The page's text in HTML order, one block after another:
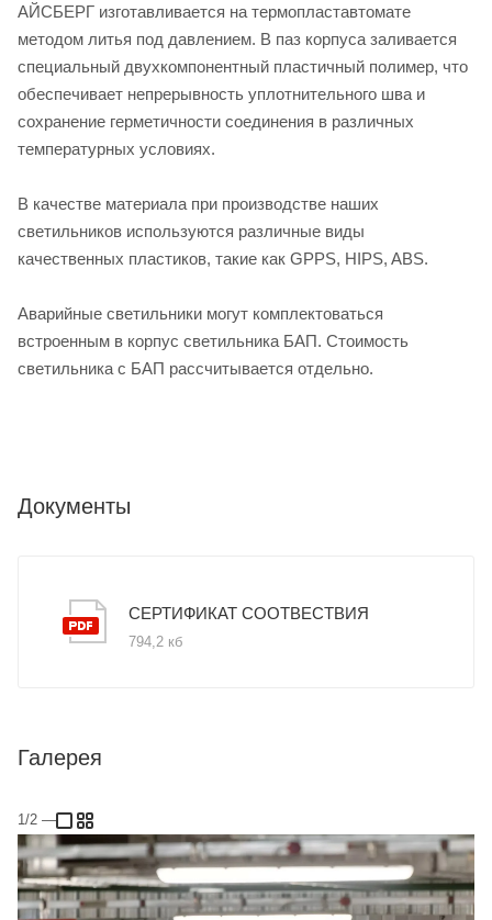
АЙСБЕРГ изготавливается на термопластавтомате
методом литья под давлением. В паз корпуса заливается
специальный двухкомпонентный пластичный полимер, что
обеспечивает непрерывность уплотнительного шва и
сохранение герметичности соединения в различных
температурных условиях.
В качестве материала при производстве наших
светильников используются различные виды
качественных пластиков, такие как GPPS, HIPS, ABS.
Аварийные светильники могут комплектоваться
встроенным в корпус светильника БАП. Стоимость
светильника с БАП рассчитывается отдельно.
Документы
СЕРТИФИКАТ СООТВЕСТВИЯ
794,2 кб
Галерея
1/2 —